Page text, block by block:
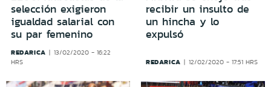
selección exigieron
igualdad salarial con
su par femenino
REDARICA
13/02/2020 - 16:22
HRS
recibir un insulto de
un hincha y lo
expulsó
REDARICA 12/02/2020 - 17:51 HRS